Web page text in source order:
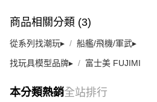
商品相關分類 (3)
從系列找潮玩▸ 船艦/飛機/軍武▸
找玩具模型品牌▸ 富士美 FUJIMI
本分類熱銷全站排行